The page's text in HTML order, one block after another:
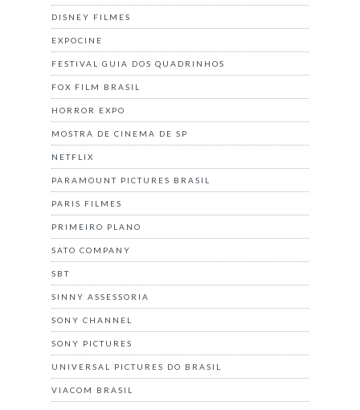
DISNEY FILMES
EXPOCINE
FESTIVAL GUIA DOS QUADRINHOS
FOX FILM BRASIL
HORROR EXPO
MOSTRA DE CINEMA DE SP
NETFLIX
PARAMOUNT PICTURES BRASIL
PARIS FILMES
PRIMEIRO PLANO
SATO COMPANY
SBT
SINNY ASSESSORIA
SONY CHANNEL
SONY PICTURES
UNIVERSAL PICTURES DO BRASIL
VIACOM BRASIL